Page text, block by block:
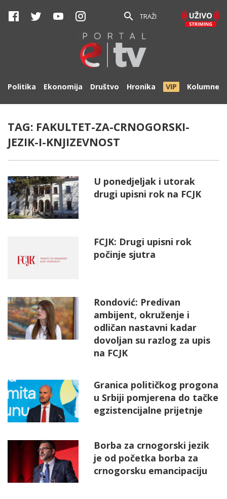
TRAŽI
Politika Ekonomija Društvo Hronika VIP Kolumne
TAG: FAKULTET-ZA-CRNOGORSKI-
JEZIK-I-KNJIZEVNOST
U ponedjeljak i utorak
drugi upisni rok na FCJK
FCJK: Drugi upisni rok
počinje sjutra
Rondović: Predivan
ambijent, okruženje i
odličan nastavni kadar
dovoljan su razlog za upis
na FCJK
Granica političkog progona
u Srbiji pomjerena do tačke
egzistencijalne prijetnje
Borba za crnogorski jezik
je od početka borba za
crnogorsku emancipaciju